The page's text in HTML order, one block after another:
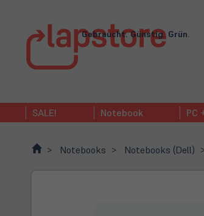
Gebraucht. Günstig. Grün.
SALE! Notebook PC
Notebooks Notebooks (Dell)